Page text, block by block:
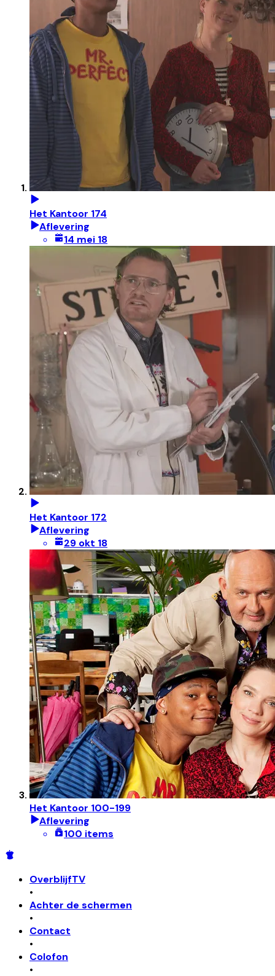
Het Kantoor 174
Aflevering
14 mei 18
Het Kantoor 172
Aflevering
29 okt 18
Het Kantoor 100-199
Aflevering
100 items
OverblijfTV
•
Achter de schermen
•
Contact
•
Colofon
•